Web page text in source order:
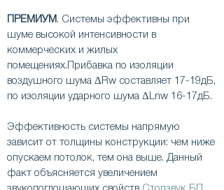
ПРЕМИУМ . Системы эффективны при
шуме высокой интенсивности в
коммерческих и жилых
помещениях.Прибавка по изоляции
воздушного шума ΔRw составляет 17-19дБ,
по изоляции ударного шума ΔLnw 16-17дБ.
Эффективность системы напрямую
зависит от толщины конструкции: чем ниже
опускаем потолок, тем она выше. Данный
факт объясняется увеличением